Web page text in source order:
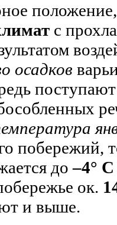
с
осадков
побережий,
до–4° С
ок.
и выше.